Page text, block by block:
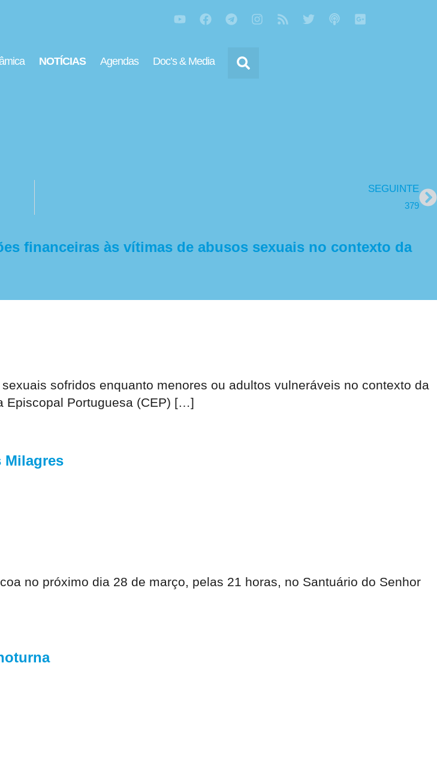
NOTÍCIAS Agendas Doc’s & Media
SEGUINTE
379
financeiras às vítimas de abusos sexuais no contexto da
sofridos enquanto menores ou adultos vulneráveis no contexto da
Episcopal Portuguesa (CEP) […]
Milagres
no próximo dia 28 de março, pelas 21 horas, no Santuário do Senhor